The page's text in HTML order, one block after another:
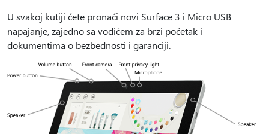
U svakoj kutiji ćete pronaći novi Surface 3 i Micro USB
napajanje, zajedno sa vodičem za brzi početak i
dokumentima o bezbednosti i garanciji.